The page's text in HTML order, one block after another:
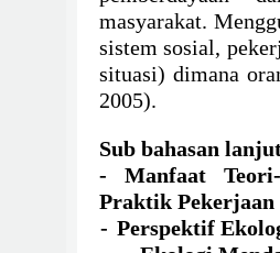
masyarakat.
sistem sosial,
situasi) dimana
2005).
Sub bahasan
- Manfaat
Praktik Pekerjaan
- Perspektif